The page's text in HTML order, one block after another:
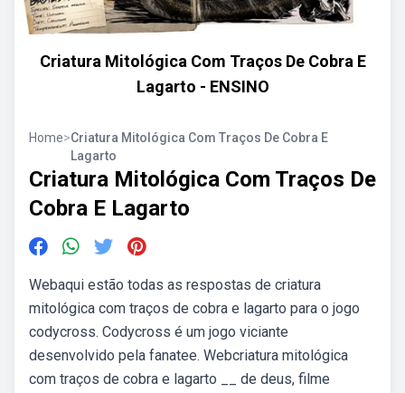
Criatura Mitológica Com Traços De Cobra E
Lagarto - ENSINO
Home>Criatura Mitológica Com Traços De Cobra E
Lagarto
Criatura Mitológica Com Traços De
Cobra E Lagarto
Webaqui estão todas as respostas de criatura
mitológica com traços de cobra e lagarto para o jogo
codycross. Codycross é um jogo viciante
desenvolvido pela fanatee. Webcriatura mitológica
com traços de cobra e lagarto __ de deus, filme